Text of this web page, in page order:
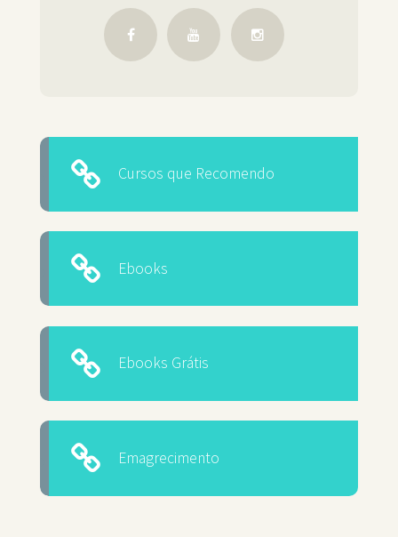
Cursos que Recomendo
Ebooks
Ebooks Grátis
Emagrecimento